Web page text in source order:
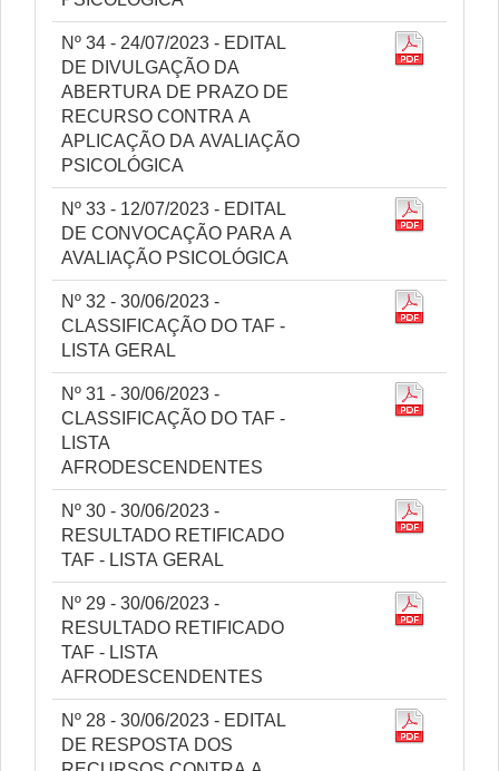
Nº 34 - 24/07/2023 - EDITAL
DE DIVULGAÇÃO DA
ABERTURA DE PRAZO DE
RECURSO CONTRA A
APLICAÇÃO DA AVALIAÇÃO
PSICOLÓGICA
Nº 33 - 12/07/2023 - EDITAL
DE CONVOCAÇÃO PARA A
AVALIAÇÃO PSICOLÓGICA
Nº 32 - 30/06/2023 -
CLASSIFICAÇÃO DO TAF -
LISTA GERAL
Nº 31 - 30/06/2023 -
CLASSIFICAÇÃO DO TAF -
LISTA
AFRODESCENDENTES
Nº 30 - 30/06/2023 -
RESULTADO RETIFICADO
TAF - LISTA GERAL
Nº 29 - 30/06/2023 -
RESULTADO RETIFICADO
TAF - LISTA
AFRODESCENDENTES
Nº 28 - 30/06/2023 - EDITAL
DE RESPOSTA DOS